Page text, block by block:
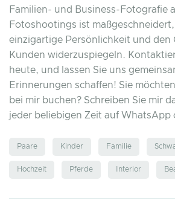
Familien- und Business-Fotografie
Fotoshootings ist
einzigartige Persönlichkeit und den
Kunden widerzuspiegeln.
heute, und lassen Sie uns
Erinnerungen schaffen! Sie
bei mir buchen? Schreiben Sie mir
jeder beliebigen Zeit auf WhatsApp
Paare Kinder Familie
Hochzeit Pferde Interior